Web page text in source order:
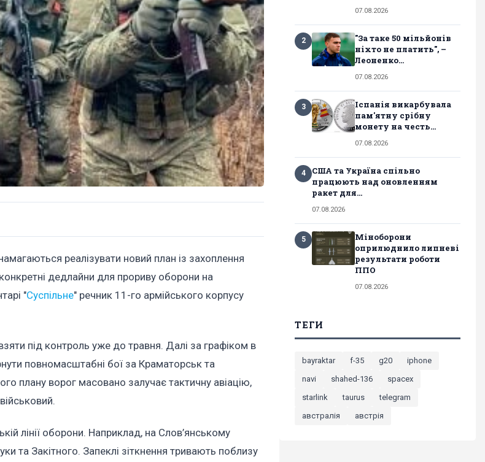
реалізувати новий план із захоплення
дедлайни для прориву оборони на
"Суспільне" речник 11-го армійського корпусу
під контроль уже до травня. Далі за графіком в
повномасштабні бої за Краматорськ та
плану ворог масовано залучає тактичну авіацію,
лінії оборони. Наприклад, на Слов’янському
та Закітного. Запеклі зіткнення тривають поблизу
07.08.2026
2
"За таке 50 мільйонів
ніхто не платить", –
Леоненко...
07.08.2026
3
Іспанія викарбувала
пам'ятну срібну
монету на честь...
07.08.2026
4
США та Україна спільно
працюють над оновленням
ракет для...
07.08.2026
5
Міноборони
оприлюднило липневі
результати роботи
ППО
07.08.2026
ТЕГИ
bayraktar f-35 g20
iphone
navi
shahed-136
spacex
starlink
taurus
telegram
австралія
австрія